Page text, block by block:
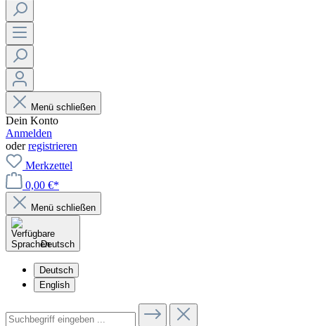
Menü schließen
Dein Konto
Anmelden
oderregistrieren
Merkzettel
0,00 €*
Menü schließen
Deutsch
Deutsch
English